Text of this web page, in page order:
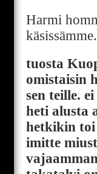
Harmi
tuosta
omistaisin
sen teille.
heti alusta
hetkikin toi
imitte